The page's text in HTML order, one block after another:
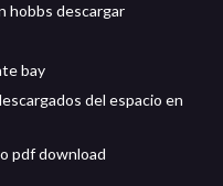
hobbs descargar
bay
del espacio en
pdf download